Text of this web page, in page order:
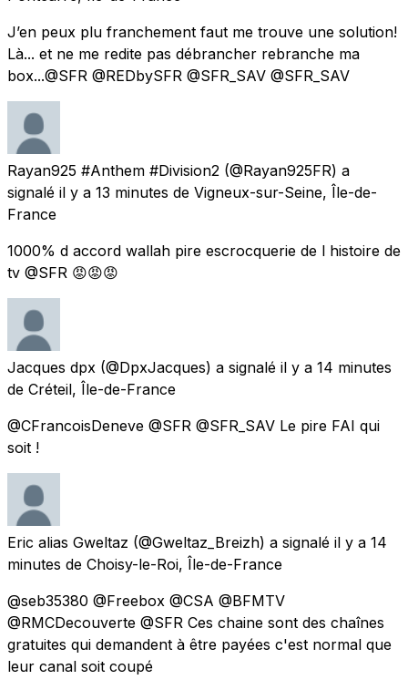
J’en peux plu franchement faut me trouve une solution!
Là... et ne me redite pas débrancher rebranche ma
box...@SFR @REDbySFR @SFR_SAV @SFR_SAV
Rayan925 #Anthem #Division2 (@Rayan925FR) a
signalé il y a 13 minutes de Vigneux-sur-Seine, Île-de-
France
1000% d accord wallah pire escrocquerie de l histoire de
tv @SFR 😡😡😡
Jacques dpx (@DpxJacques) a signalé il y a 14 minutes
de Créteil, Île-de-France
@CFrancoisDeneve @SFR @SFR_SAV Le pire FAI qui
soit !
Eric alias Gweltaz (@Gweltaz_Breizh) a signalé il y a 14
minutes de Choisy-le-Roi, Île-de-France
@seb35380 @Freebox @CSA @BFMTV
@RMCDecouverte @SFR Ces chaine sont des chaînes
gratuites qui demandent à être payées c'est normal que
leur canal soit coupé